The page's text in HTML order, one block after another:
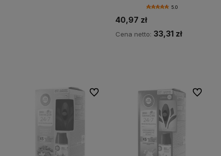
5.0
40,97 zł
Cena netto: 33,31 zł
Do ulubionych Do